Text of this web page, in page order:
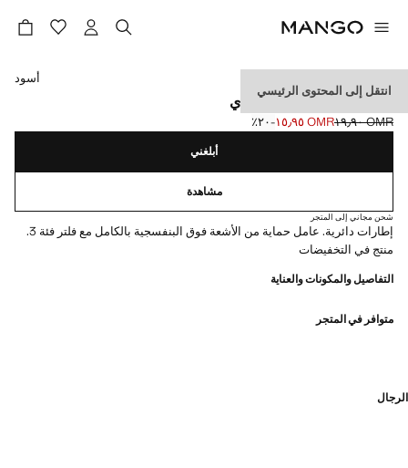
انتقل إلى المحتوى الرئيسي
نظارات شمسية بإطار دائري
السعر الأول محذوف [OMR ١٩٫٩٠ ]
OMR ١٩٫٩٠
السعر الحالي [OMR ١٥٫٩٥ ]OMR ١٥٫٩٥ ؜-٢٠٪؜
حدد اللون
أسود
أبلغني
مشاهدة
شحن مجاني إلى المتجر
إطارات دائرية. عامل حماية من الأشعة فوق البنفسجية بالكامل مع فلتر فئة 3.
منتج في التخفيضات
التفاصيل والمكونات والعناية
متوافر في المتجر
الرجال